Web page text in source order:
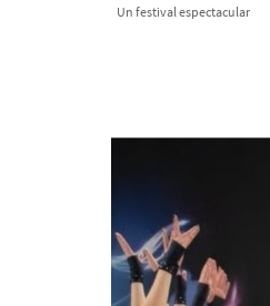
Un festival espectacular